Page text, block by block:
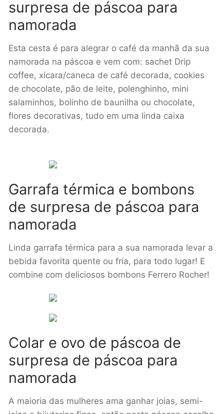
surpresa de páscoa para
namorada
Esta cesta é para alegrar o café da manhã da sua
namorada na páscoa e vem com: sachet Drip
coffee, xícara/caneca de café decorada, cookies
de chocolate, pão de leite, polenghinho, mini
salaminhos, bolinho de baunilha ou chocolate,
flores decorativas, tudo em uma linda caixa
decorada.
Garrafa térmica e bombons
de surpresa de páscoa para
namorada
Linda garrafa térmica para a sua namorada levar a
bebida favorita quente ou fria, para todo lugar! E
combine com deliciosos bombons Ferrero Rocher!
Colar e ovo de páscoa de
surpresa de páscoa para
namorada
A maioria das mulheres ama ganhar joias, semi-